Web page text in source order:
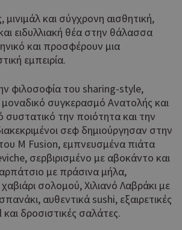
και σύγχρονη αισθητική,
ειδυλλιακή θέα στην θάλασσα
και προσφέρουν μια
εμπειρία.
φιλοσοφία του sharing-style,
συγκερασμό Ανατολής και
την ποιότητα και την
σεφ δημιούργησαν στην
M Fusion, εμπνευσμένα πιάτα
σερβιρισμένο με αβοκάντο και
με πράσινα μήλα,
σολομού, Χιλιανό Λαβράκι με
αυθεντικά sushi, εξαιρετικές
δροσιστικές σαλάτες.